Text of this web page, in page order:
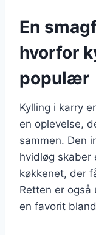
En
hvorfor
populær
Kylling i karry
en oplevelse,
sammen. Den
hvidløg
køkkenet, der
Retten er også
en favorit